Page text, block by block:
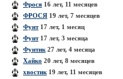
Фрося 16 лет, 11 месяцев
ФРОСЯ 19 лет, 7 месяцев
Фунт17 лет, 1 месяц
Фунт17 лет, 3 месяца
Фунтик 27 лет, 4 месяца
Хайко 20 лет, 8 месяцев
хвостик 19 лет, 11 месяцев